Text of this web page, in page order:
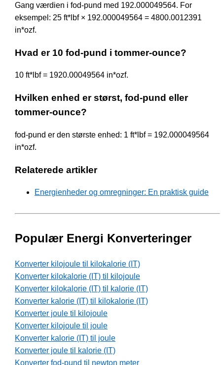
Gang værdien i fod-pund med 192.000049564. For
eksempel: 25 ft*lbf × 192.000049564 = 4800.0012391
in*ozf.
Hvad er 10 fod-pund i tommer-ounce?
10 ft*lbf = 1920.00049564 in*ozf.
Hvilken enhed er størst, fod-pund eller
tommer-ounce?
fod-pund er den største enhed: 1 ft*lbf = 192.000049564
in*ozf.
Relaterede artikler
Energienheder og omregninger: En praktisk guide
Populær Energi Konverteringer
Konverter kilojoule til kilokalorie (IT)
Konverter kilokalorie (IT) til kilojoule
Konverter kilokalorie (IT) til kalorie (IT)
Konverter kalorie (IT) til kilokalorie (IT)
Konverter joule til kilojoule
Konverter kilojoule til joule
Konverter kalorie (IT) til joule
Konverter joule til kalorie (IT)
Konverter fod-pund til newton meter